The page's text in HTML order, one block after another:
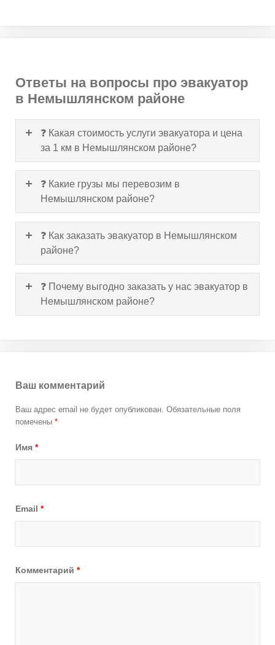
Ответы на вопросы про эвакуатор
в Немышлянском районе
❓ Какая стоимость услуги эвакуатора и цена
за 1 км в Немышлянском районе?
❓ Какие грузы мы перевозим в
Немышлянском районе?
❓ Как заказать эвакуатор в Немышлянском
районе?
❓ Почему выгодно заказать у нас эвакуатор в
Немышлянском районе?
Ваш комментарий
Ваш адрес email не будет опубликован. Обязательные поля
помечены *
Имя *
Email *
Комментарий *